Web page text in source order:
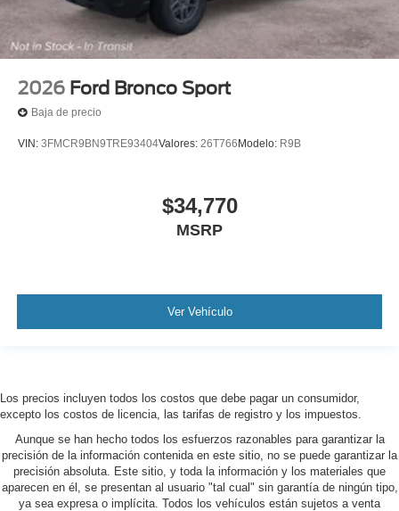
2026 Ford Bronco Sport
Baja de precio
VIN: 3FMCR9BN9TRE93404Valores: 26T766 Modelo: R9B
$34,770
MSRP
Ver Vehículo
Los precios incluyen todos los costos que debe pagar un consumidor,
excepto los costos de licencia, las tarifas de registro y los impuestos.
Aunque se han hecho todos los esfuerzos razonables para garantizar la
precisión de la información contenida en este sitio, no se puede garantizar la
precisión absoluta. Este sitio, y toda la información y los materiales que
aparecen en él, se presentan al usuario "tal cual" sin garantía de ningún tipo,
ya sea expresa o implícita. Todos los vehículos están sujetos a venta